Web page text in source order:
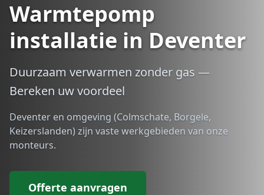
Warmtepomp
installatie in Deventer
Duurzaam verwarmen zonder gas —
Bereken uw voordeel
Deventer en omgeving (Colmschate, Borgele,
Keizerslanden) zijn vaste werkgebieden van onze
monteurs.
Offerte aanvragen